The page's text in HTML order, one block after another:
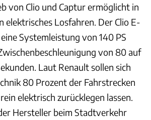
von Clio und Captur ermöglicht in
elektrisches Losfahren. Der Clio E-
Systemleistung von 140 PS
von 80 auf
Laut Renault sollen sich
80 Prozent der Fahrstrecken
elektrisch zurücklegen lassen.
Hersteller beim Stadtverkehr